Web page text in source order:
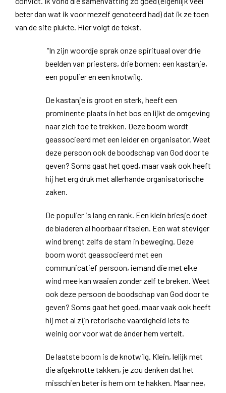
beter dan wat ik voor mezelf genoteerd had) dat ik ze toen
van de site plukte. Hier volgt de tekst.
“In zijn woordje sprak onze spirituaal over drie
beelden van priesters, drie bomen: een kastanje,
een populier en een knotwilg.
De kastanje is groot en sterk, heeft een
prominente plaats in het bos en lijkt de omgeving
naar zich toe te trekken. Deze boom wordt
geassocieerd met een leider en organisator. Weet
deze persoon ook de boodschap van God door te
geven? Soms gaat het goed, maar vaak ook heeft
hij het erg druk met allerhande organisatorische
zaken.
De populier is lang en rank. Een klein briesje doet
de bladeren al hoorbaar ritselen. Een wat steviger
wind brengt zelfs de stam in beweging. Deze
boom wordt geassocieerd met een
communicatief persoon, iemand die met elke
wind mee kan waaien zonder zelf te breken. Weet
ook deze persoon de boodschap van God door te
geven? Soms gaat het goed, maar vaak ook heeft
hij met al zijn retorische vaardigheid iets te
weinig oor voor wat de ánder hem vertelt.
De laatste boom is de knotwilg. Klein, lelijk met
die afgeknotte takken, je zou denken dat het
misschien beter is hem om te hakken. Maar nee,